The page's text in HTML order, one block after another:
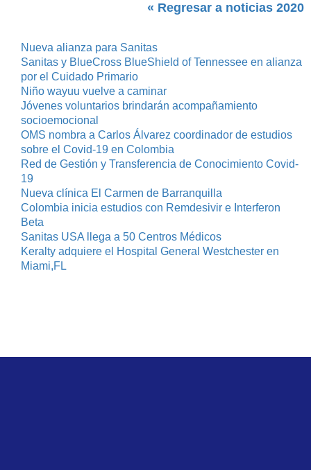
« Regresar a noticias 2020
Nueva alianza para Sanitas
Sanitas y BlueCross BlueShield of Tennessee en alianza
por el Cuidado Primario
Niño wayuu vuelve a caminar
Jóvenes voluntarios brindarán acompañamiento
socioemocional
OMS nombra a Carlos Álvarez coordinador de estudios
sobre el Covid-19 en Colombia
Red de Gestión y Transferencia de Conocimiento Covid-
19
Nueva clínica El Carmen de Barranquilla
Colombia inicia estudios con Remdesivir e Interferon
Beta
Sanitas USA llega a 50 Centros Médicos
Keralty adquiere el Hospital General Westchester en
Miami,FL